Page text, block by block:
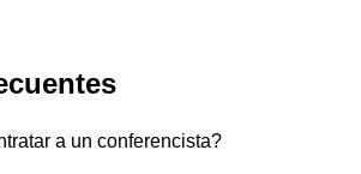
a un conferencista?